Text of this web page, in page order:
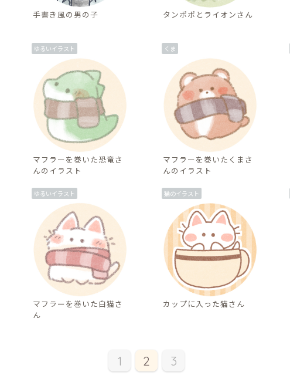
手書き風の男の子 タンポポとライオンさん
ゆるいイラスト
マフラーを巻いた恐竜さ
んのイラスト
くま
マフラーを巻いたくまさ
んのイラスト
ゆるいイラスト
マフラーを巻いた白猫さ
ん
猫のイラスト
カップに入った猫さん
1 2 3